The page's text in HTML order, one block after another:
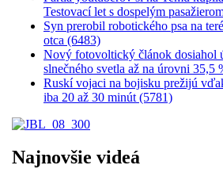
Testovací let s dospelým
Syn prerobil robotického psa na
otca (6483)
Nový fotovoltický článok dosiahol
slnečného svetla až na úrovni 35,5
Ruskí vojaci na bojisku prežijú
iba 20 až 30 minút (5781)
Najnovšie videá